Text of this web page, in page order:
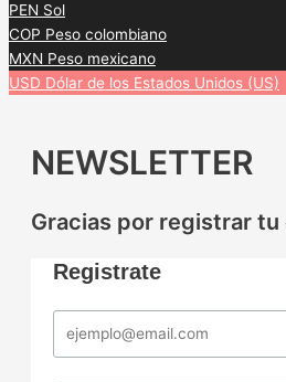
PEN Sol
COP Peso colombiano
MXN Peso mexicano
USD Dólar de los Estados Unidos (US)
NEWSLETTER
Gracias por registrar
Registrate